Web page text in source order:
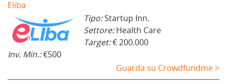
Eliba
Tipo:Startup Inn.
Settore:Health Care
Target:€ 200.000
Inv. Min.:€500
Guarda su Crowdfundme >